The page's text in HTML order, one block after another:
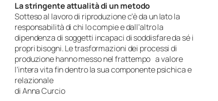
La stringente attualità di un metodo
Sotteso al lavoro di riproduzione c’è da un lato la
responsabilità di chi lo compie e dall’altro la
dipendenza di soggetti incapaci di soddisfare da sé i
propri bisogni. Le trasformazioni dei processi di
produzione hanno messo nel frattempo a valore
l’intera vita fin dentro la sua componente psichica e
relazionale
di Anna Curcio